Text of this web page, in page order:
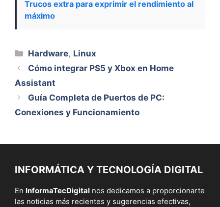
Trucos extra para exprimir el rendimiento al
máximo
Categorías
Hardware, Linux
Cómo integrar PS5 y Xbox en Home
Assistant
Guía Completa de Puertos de PC:
Conexiones y Funcionamiento
INFORMÁTICA Y TECNOLOGÍA DIGITAL
En InformaTecDigital nos dedicamos a proporcionarte
las noticias más recientes y sugerencias efectivas,